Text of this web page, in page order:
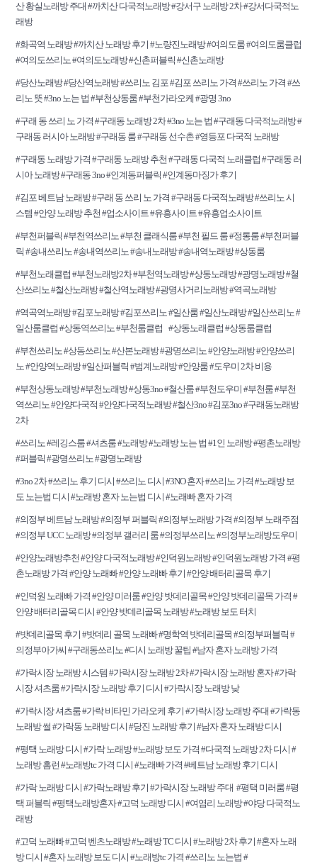
산 황실노래방 주대 #까치산 다국적노래방 #강서구 노래방 2차 #강서다국적노
래방
#화곡역 노래방 #까치산 노래방 후기 #노량진노래방 #여의도룸 #여의도룸클럽
#여의도쓰리노 #여의도노래방 #신촌퍼블릭 #신촌노래방
#당산노래방 #당산역노래방 #쓰리노 김포 #김포 쓰리노 가격 #쓰리노 가격 #쓰
리노 뜻 #3no 노는 법 #부천상동룸 #부천가라오케 #광명 3no
#구래 동 쓰리 노 가격 #구래동 노래방 2차 #3no 노는 법 #구래동 다국적노래방 #
구래동 러시아 노래방 #구래동 룸 #구래동 선수촌 #영등포 다국적 노래방
#구래동 노래방 가격 #구래동 노래방 추천 #구래동 다국적 노래클럽 #구래동 러
시아 노래방 #구래동 3no #인계동퍼블릭 #인계동마징가 후기
#김포 베트남 노래방 #구래 동 쓰리 노 가격 #구래동 다국적노래방 #쓰리노 시
스템 #안양 노래방 추천 #업소사이트 #유흥사이트 #유흥업소사이트
#부천퍼블릭 #부천역쓰리노 #부천 클래식룸 #부천 필드 룸 #정통룸 #부천퍼블
릭 #송내쓰리노 #송내역쓰리노 #송내노래방 #송내역노래방 #상동룸
#부천노래클럽 #부천노래방2차 #부천역노래방 #상동노래방 #광명노래방 #철
산쓰리노 #철산노래방 #철산역노래방 #광명사거리노래방 #역곡노래방
#역곡역노래방 #김포노래방 #김포쓰리노 #일산룸 #일산노래방 #일산쓰리노 #
일산룸클럽 #상동역쓰리노 #부천룸클럽 #상동노래클럽 #상동룸클럽
#부천쓰리노 #상동쓰리노 #산본노래방 #광명쓰리노 #안양노래방 #안양쓰리
노 #안양역노래방 #일산퍼블릭 #범계노래방 #안양룸 #도우미 2차 비용
#부천상동노래방 #부천노래방 #상동3no #철산룸 #부천도우미 #부천룸 #부천
역쓰리노 #안양다국적 #안양다국적노래방 #철산3no #김포3no #구래동노래방
2차
#쓰리노 #레깅스룸 #셔츠룸 #노래방 #노래방 노는 법 #1인 노래방 #평촌노래방
#퍼블릭 #광명쓰리노 #광명노래방
#3no 2차 #쓰리노 후기 디시 #쓰리노 디시 #3NO 혼자 #쓰리노 가격 #노래방 보
도 노는법 디시 #노래방 혼자 노는법 디시 #노래빠 혼자 가격
#의정부 베트남 노래방 #의정부 퍼블릭 #의정부노래방 가격 #의정부 노래주점
#의정부 UCC 노래방 #의정부 갤러리 룸 #의정부쓰리노 #의정부노래방도우미
#안양노래방추천 #안양 다국적노래방 #인덕원노래방 #인덕원노래방 가격 #평
촌노래방 가격 #안양 노래빠 #안양 노래빠 후기 #안양 배터리골목 후기
#인덕원 노래빠 가격 #안양 미러룸 #안양 밧데리골목 #안양 밧데리골목 가격 #
안양 배터리골목 디시 #안양 밧데리골목 노래방 #노래방 보도 터치
#밧데리골목 후기 #밧데리 골목 노래빠 #명학역 밧데리골목 #의정부퍼블릭 #
의정부아가씨 #구래동쓰리노 #디시 노래방 꿀팁 #남자 혼자 노래방 가격
#가락시장 노래방 시스템 #가락시장 노래방 2차 #가락시장 노래방 혼자 #가락
시장 셔츠룸 #가락시장 노래방 후기 디시 #가락시장 노래방 낮
#가락시장 셔츠룸 #가락 비타민 가라오케 후기 #가락시장 노래방 주대 #가락동
노래방 썰 #가락동 노래방 디시 #당진 노래방 후기 #남자 혼자 노래방 디시
#평택 노래방 디시 #가락 노래방 #노래방 보도 가격 #다국적 노래방 2차 디시 #
노래방 홈런 #노래방tc 가격 디시 #노래빠 가격 #베트남 노래방 후기 디시
#가락 노래방 디시 #가락노래방 후기 #가락시장 노래방 주대 #평택 미러룸 #평
택 퍼블릭 #평택노래방혼자 #고덕 노래방 디시 #여염리 노래방 #야당 다국적노
래방
#고덕 노래빠 #고덕 벤츠노래방 #노래방 TC 디시 #노래방 2차 후기 #혼자 노래
방 디시 #혼자 노래방 보도 디시 #노래방tc 가격 #쓰리노 노는법 #